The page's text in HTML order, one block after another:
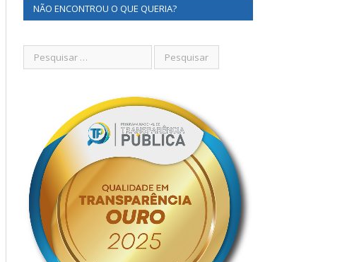
NÃO ENCONTROU O QUE QUERIA?